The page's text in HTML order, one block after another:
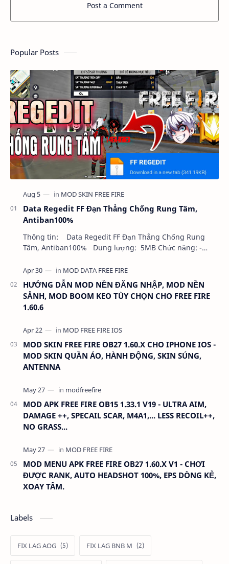
Post a Comment
Popular Posts
Data Regedit FF Đạn Thẳng Chống Rung Tâm,
Antiban100%
Thông tin: Data Regedit FF Đạn Thẳng Chống Rung
Tâm, Antiban100% Dung lượng: 5MB Chức năng: -
HƯỚNG DẪN MOD NỀN ĐĂNG NHẬP, MOD NỀN
SẢNH, MOD BOOM KEO TÙY CHỌN CHO FREE FIRE
1.60.6
MOD SKIN FREE FIRE OB27 1.60.X CHO IPHONE IOS -
MOD SKIN QUẦN ÁO, HÀNH ĐỘNG, SKIN SÚNG,
ANTENNA
MOD APK FREE FIRE OB15 1.33.1 V19 - ULTRA AIM,
DAMAGE ++, SPECAIL SCAR, M4A1,... LESS RECOIL++,
NO GRASS...
MOD MENU APK FREE FIRE OB27 1.60.X V1 - CHƠI
ĐƯỢC RANK, AUTO HEADSHOT 100%, EPS DÒNG KẺ,
XOAY TÂM.
Labels
FIX LAG AOG FIX LAG BNB M